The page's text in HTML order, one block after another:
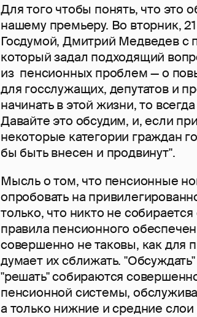
Для того чтобы понять, что это
нашему премьеру. Во вторник,
Госдумой, Дмитрий Медведев с
который задал подходящий
из пенсионных проблем — о
для госслужащих, депутатов и
начинать в этой жизни, то
Давайте это обсудим, и, если
некоторые категории граждан
бы быть внесен и продвинут".
Мысль о том, что пенсионные
опробовать на
только, что никто не
правила пенсионного
совершенно не таковы, как для
думает их сближать.
"решать" собираются
пенсионной системы,
а только нижние и средние слои